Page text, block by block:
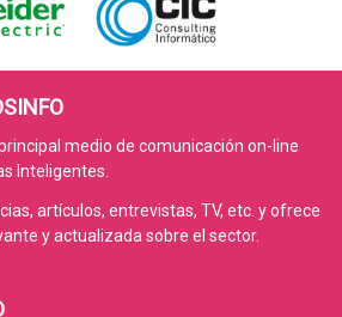
principal medio de comunicación on-line
Inteligentes.
artículos, entrevistas, TV, etc. y ofrece
y actualizada sobre el sector.